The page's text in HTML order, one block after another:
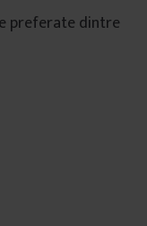
preferate dintre